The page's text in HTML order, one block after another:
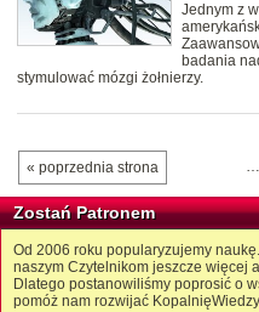
Jednym z
badania
stymulować mózgi żołnierzy.
« poprzednia strona …
Zostań Patronem
Od 2006 roku popularyzujemy
naszym Czytelnikom jeszcze więcej
Dlatego postanowiliśmy poprosić o
pomóż nam rozwijać